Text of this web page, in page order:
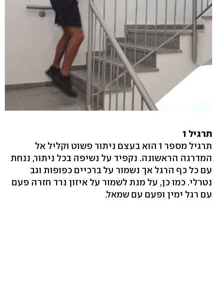
תרגיל 1
תרגיל מספר 1 הוא בעצם ניתור פשוט וקליל אל
המדרגה הראשונה. נקפיד על נשיפה בכל ניתור, ננחת
עם כל כף הרגל אך נשמור על ברכיים כפופות וגב
נטרלי. כמו כן, על מנת לשמור על איזון נרד חזרה פעם
עם רגל ימין ופעם עם שמאל.